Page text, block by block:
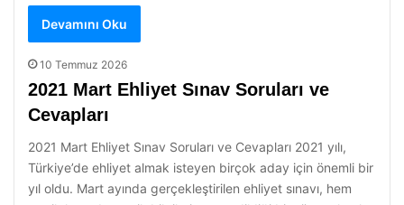
Devamını Oku
10 Temmuz 2026
2021 Mart Ehliyet Sınav Soruları ve
Cevapları
2021 Mart Ehliyet Sınav Soruları ve Cevapları 2021 yılı,
Türkiye’de ehliyet almak isteyen birçok aday için önemli bir
yıl oldu. Mart ayında gerçekleştirilen ehliyet sınavı, hem